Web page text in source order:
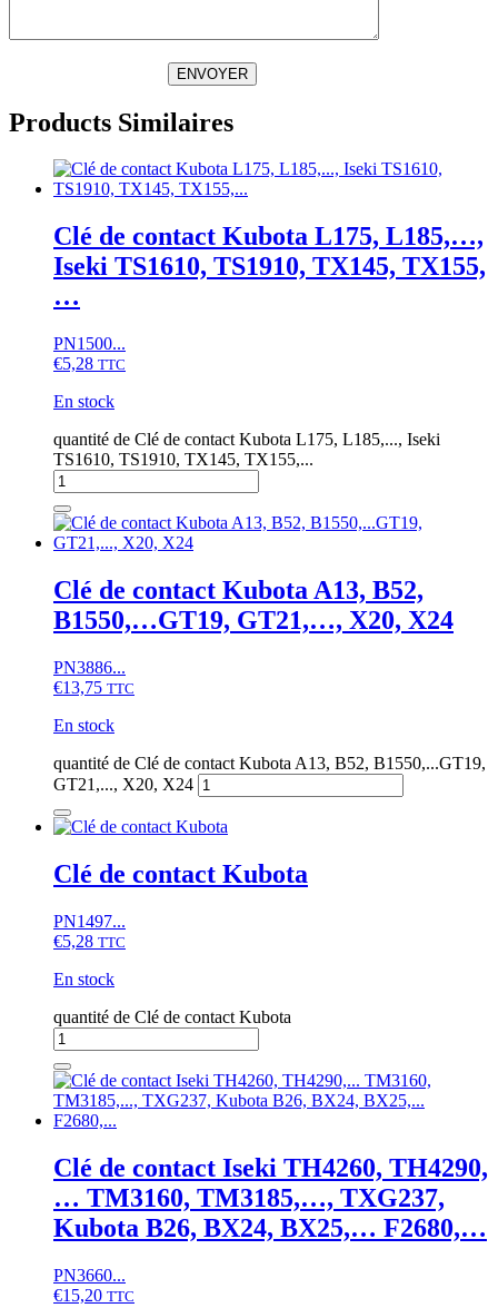
ENVOYER
Products Similaires
Clé de contact Kubota L175, L185,…,
Iseki TS1610, TS1910, TX145, TX155,
…
PN1500...
€5,28 TTC
En stock
quantité de Clé de contact Kubota L175, L185,..., Iseki
TS1610, TS1910, TX145, TX155,...
Clé de contact Kubota A13, B52,
B1550,…GT19, GT21,…, X20, X24
PN3886...
€13,75 TTC
En stock
quantité de Clé de contact Kubota A13, B52, B1550,...GT19,
GT21,..., X20, X24
Clé de contact Kubota
PN1497...
€5,28 TTC
En stock
quantité de Clé de contact Kubota
Clé de contact Iseki TH4260, TH4290,
… TM3160, TM3185,…, TXG237,
Kubota B26, BX24, BX25,… F2680,…
PN3660...
€15,20 TTC